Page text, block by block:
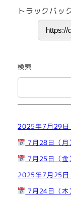
トラックバッ
検索
2025年7月29日
7月28日（月
7月25日（金
2025年7月25日
7月24日（木